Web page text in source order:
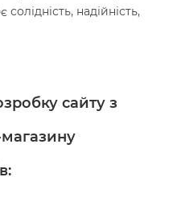
надійність,
сайту з